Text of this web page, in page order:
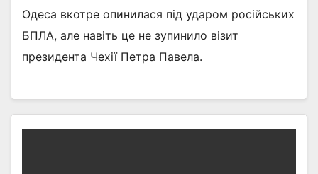
Одеса вкотре опинилася під ударом російських
БПЛА, але навіть це не зупинило візит
президента Чехії Петра Павела.